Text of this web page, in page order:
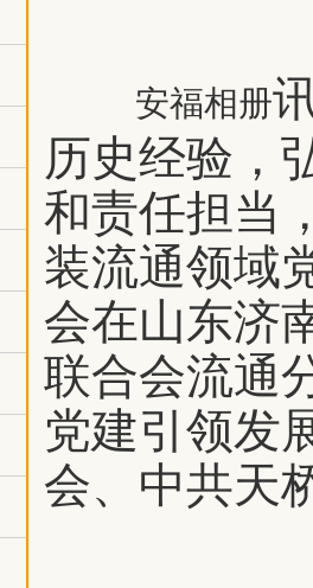
安福相册
历史经验，
和责任担当
装流通领域
会在山东济
联合会流通
党建引领发
会、中共天